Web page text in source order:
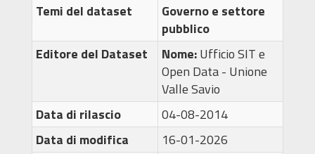
Temi del dataset
Governo e settore
pubblico
Editore del Dataset
Nome:Ufficio SIT e
Open Data - Unione
Valle Savio
Data di rilascio
04-08-2014
Data di modifica
16-01-2026